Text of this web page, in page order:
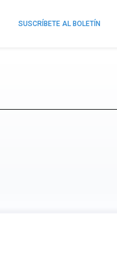
SUSCRÍBETE AL BOLETÍN